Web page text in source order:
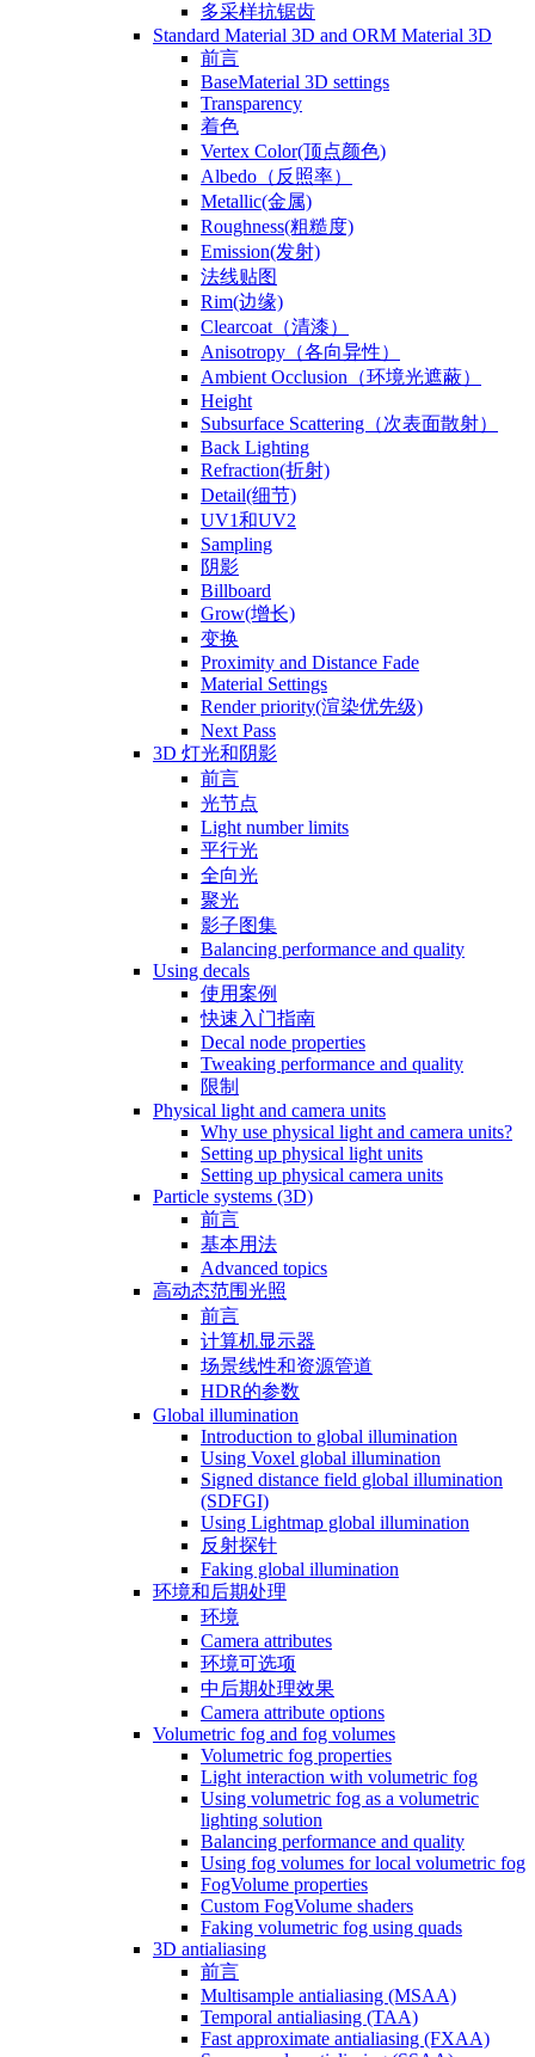
多采样抗锯齿
Standard Material 3D and ORM Material 3D
前言
BaseMaterial 3D settings
Transparency
着色
Vertex Color(顶点颜色)
Albedo（反照率）
Metallic(金属)
Roughness(粗糙度)
Emission(发射)
法线贴图
Rim(边缘)
Clearcoat（清漆）
Anisotropy（各向异性）
Ambient Occlusion（环境光遮蔽）
Height
Subsurface Scattering（次表面散射）
Back Lighting
Refraction(折射)
Detail(细节)
UV1和UV2
Sampling
阴影
Billboard
Grow(增长)
变换
Proximity and Distance Fade
Material Settings
Render priority(渲染优先级)
Next Pass
3D 灯光和阴影
前言
光节点
Light number limits
平行光
全向光
聚光
影子图集
Balancing performance and quality
Using decals
使用案例
快速入门指南
Decal node properties
Tweaking performance and quality
限制
Physical light and camera units
Why use physical light and camera units?
Setting up physical light units
Setting up physical camera units
Particle systems (3D)
前言
基本用法
Advanced topics
高动态范围光照
前言
计算机显示器
场景线性和资源管道
HDR的参数
Global illumination
Introduction to global illumination
Using Voxel global illumination
Signed distance field global illumination
(SDFGI)
Using Lightmap global illumination
反射探针
Faking global illumination
环境和后期处理
环境
Camera attributes
环境可选项
中后期处理效果
Camera attribute options
Volumetric fog and fog volumes
Volumetric fog properties
Light interaction with volumetric fog
Using volumetric fog as a volumetric
lighting solution
Balancing performance and quality
Using fog volumes for local volumetric fog
FogVolume properties
Custom FogVolume shaders
Faking volumetric fog using quads
3D antialiasing
前言
Multisample antialiasing (MSAA)
Temporal antialiasing (TAA)
Fast approximate antialiasing (FXAA)